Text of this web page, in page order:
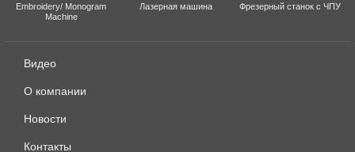
Embroidery/ Monogram
Machine
Лазерная машина Фрезерный станок с ЧПУ
Видео
О компании
Новости
Контакты